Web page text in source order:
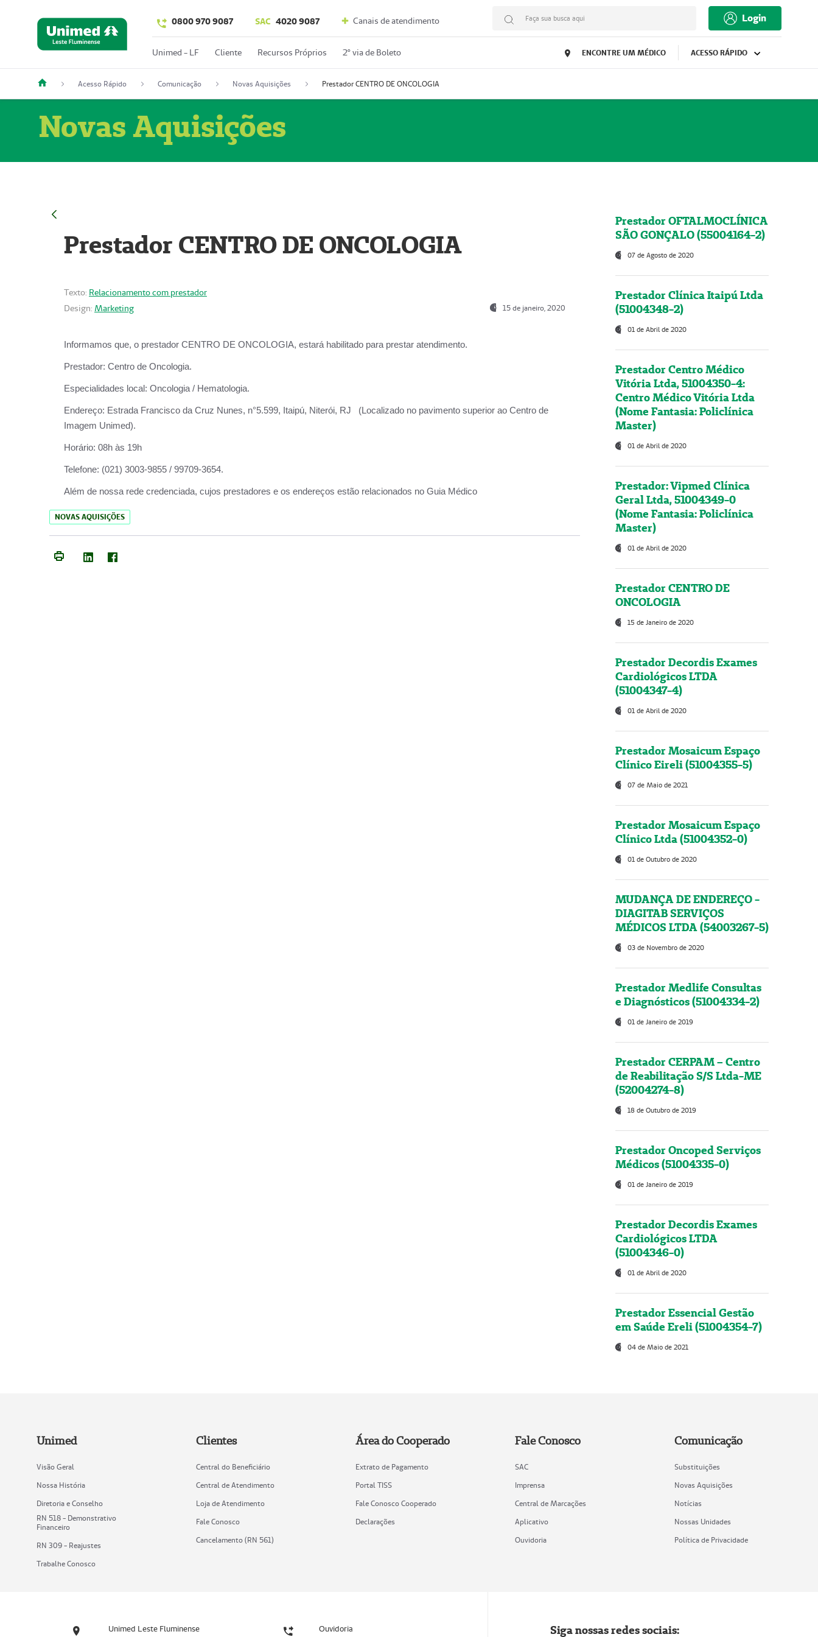
0800 970 9087 SAC 4020 9087 Canais de atendimento Faça sua busca aqui Login
Unimed - LF Cliente Recursos Próprios 2º via de Boleto ENCONTRE UM MÉDICO ACESSO RÁPIDO
Acesso Rápido Comunicação Novas Aquisições Prestador CENTRO DE ONCOLOGIA
Novas Aquisições
Prestador CENTRO DE ONCOLOGIA
Texto: Relacionamento com prestador
Design: Marketing 15 de janeiro, 2020
Informamos que, o prestador CENTRO DE ONCOLOGIA, estará habilitado para prestar atendimento.
Prestador: Centro de Oncologia.
Especialidades local: Oncologia / Hematologia.
Endereço: Estrada Francisco da Cruz Nunes, n°5.599, Itaipú, Niterói, RJ (Localizado no pavimento superior ao Centro de
Imagem Unimed).
Horário: 08h às 19h
Telefone: (021) 3003-9855 / 99709-3654.
Além de nossa rede credenciada, cujos prestadores e os endereços estão relacionados no Guia Médico
NOVAS AQUISIÇÕES
Prestador OFTALMOCLÍNICA
SÃO GONÇALO (55004164-2)
07 de Agosto de 2020
Prestador Clínica Itaipú Ltda
(51004348-2)
01 de Abril de 2020
Prestador Centro Médico
Vitória Ltda, 51004350-4:
Centro Médico Vitória Ltda
(Nome Fantasia: Policlínica
Master)
01 de Abril de 2020
Prestador: Vipmed Clínica
Geral Ltda, 51004349-0
(Nome Fantasia: Policlínica
Master)
01 de Abril de 2020
Prestador CENTRO DE
ONCOLOGIA
15 de Janeiro de 2020
Prestador Decordis Exames
Cardiológicos LTDA
(51004347-4)
01 de Abril de 2020
Prestador Mosaicum Espaço
Clínico Eireli (51004355-5)
07 de Maio de 2021
Prestador Mosaicum Espaço
Clínico Ltda (51004352-0)
01 de Outubro de 2020
MUDANÇA DE ENDEREÇO -
DIAGITAB SERVIÇOS
MÉDICOS LTDA (54003267-5)
03 de Novembro de 2020
Prestador Medlife Consultas
e Diagnósticos (51004334-2)
01 de Janeiro de 2019
Prestador CERPAM – Centro
de Reabilitação S/S Ltda-ME
(52004274-8)
18 de Outubro de 2019
Prestador Oncoped Serviços
Médicos (51004335-0)
01 de Janeiro de 2019
Prestador Decordis Exames
Cardiológicos LTDA
(51004346-0)
01 de Abril de 2020
Prestador Essencial Gestão
em Saúde Ereli (51004354-7)
04 de Maio de 2021
Unimed
Visão Geral
Nossa História
Diretoria e Conselho
RN 518 - Demonstrativo
Financeiro
RN 309 - Reajustes
Trabalhe Conosco
Clientes
Central do Beneficiário
Central de Atendimento
Loja de Atendimento
Fale Conosco
Cancelamento (RN 561)
Área do Cooperado
Extrato de Pagamento
Portal TISS
Fale Conosco Cooperado
Declarações
Fale Conosco
SAC
Imprensa
Central de Marcações
Aplicativo
Ouvidoria
Comunicação
Substituições
Novas Aquisições
Notícias
Nossas Unidades
Política de Privacidade
Unimed Leste Fluminense Ouvidoria Siga nossas redes sociais: